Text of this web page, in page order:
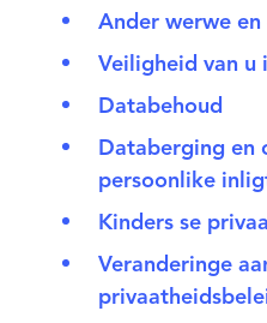
Ander werwe en
Veiligheid van u
Databehoud
Databerging en
persoonlike
Kinders se
Veranderinge